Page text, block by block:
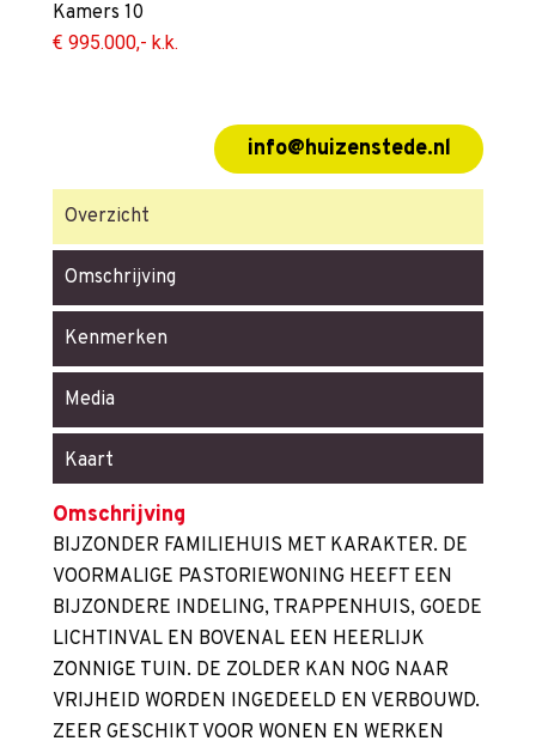
Kamers 10
€ 995.000,- k.k.
info@huizenstede.nl
Overzicht
Omschrijving
Kenmerken
Media
Kaart
Omschrijving
BIJZONDER FAMILIEHUIS MET KARAKTER. DE
VOORMALIGE PASTORIEWONING HEEFT EEN
BIJZONDERE INDELING, TRAPPENHUIS, GOEDE
LICHTINVAL EN BOVENAL EEN HEERLIJK
ZONNIGE TUIN. DE ZOLDER KAN NOG NAAR
VRIJHEID WORDEN INGEDEELD EN VERBOUWD.
ZEER GESCHIKT VOOR WONEN EN WERKEN